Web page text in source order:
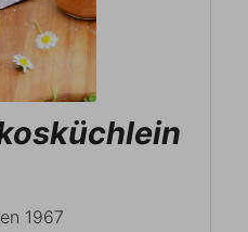
1967